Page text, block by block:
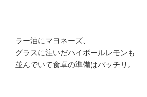
ラー油にマヨネーズ、
グラスに注いだハイボールレモンも
並んでいて食卓の準備はバッチリ。